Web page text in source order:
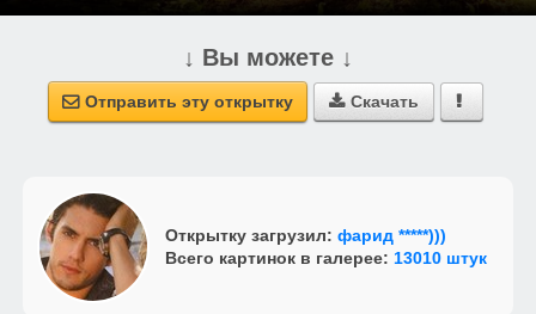
↓ Вы можете ↓
 Отправить эту открытку  Скачать 
Открытку загрузил: фарид *****)))
Всего картинок в галерее: 13010 штук